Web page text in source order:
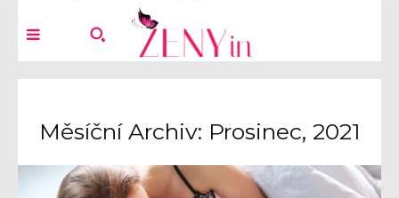
Měsíční Archiv: Prosinec, 2021